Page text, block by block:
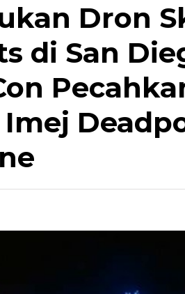
Dron
di San